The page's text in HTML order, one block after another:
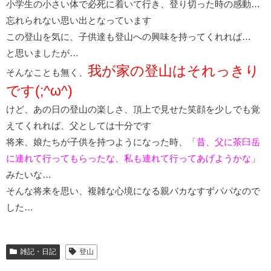
小学生の小さい体で必死に着いて行き、登り切った時の感動…
忘れられない思い出となっています
この登山を気に、子供達も登山への興味を持ってくれれば…
と思いましたが…
そんなことも無く、 我が家の登山はそれっきり
です(;^ω^)
けど、あの日の登山の楽しさ、頂上で見せた笑顔を少しでも覚
えてくれれば、父としては十分です
将来、娘たちが子供を持つようになった時、
「昔、父に茶臼岳
に連れて行ってもらったな、私も連れて行ってあげようかな」
みたいな…
そんな将来を思い、複雑な心境になる親バカなすずパパなので
した…
雑記・日記 登山